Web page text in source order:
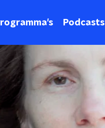
Podcasts